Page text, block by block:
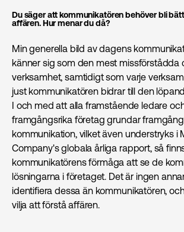
Du säger att kommunikatören behöver bli
affären. Hur menar du då?
Min generella bild av dagens
känner sig som den mest missförstådda
verksamhet, samtidigt som varje
just kommunikatören bidrar till den
I och med att alla framstående ledare
framgångsrika företag grundar
kommunikation, vilket även understryks i
Company's globala årliga rapport, så
kommunikatörens förmåga att se de
lösningarna i företaget. Det är ingen
identifiera dessa än kommunikatören,
vilja att förstå affären.